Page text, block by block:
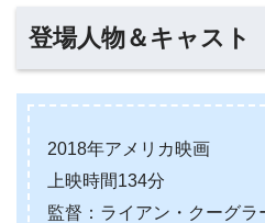
登場人物＆キャスト
2018年アメリカ映画
上映時間134分
監督：ライアン・クーグラ